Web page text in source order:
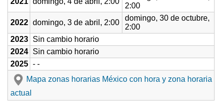
2:00
2022 domingo, 3 de abril, 2:00
domingo, 30 de octubre,
2:00
2023 Sin cambio horario
2024 Sin cambio horario
2025 - -
Mapa zonas horarias México con hora y zona horaria
actual